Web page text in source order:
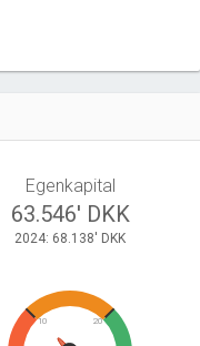
Egenkapital
63.546' DKK
2024: 68.138' DKK
10 20